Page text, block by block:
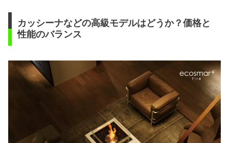
カッシーナなどの高級モデルはどうか？価格と
性能のバランス